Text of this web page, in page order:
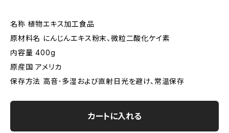
名称 植物エキス加工食品
原材料名 にんじんエキス粉末、微粒二酸化ケイ素
内容量 400g
原産国 アメリカ
保存方法 高音･多湿および直射日光を避け、常温保存
カートに入れる